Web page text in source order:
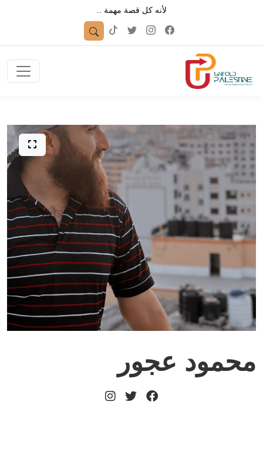
لأنه كل قصة مهمة ..
محمود عجور